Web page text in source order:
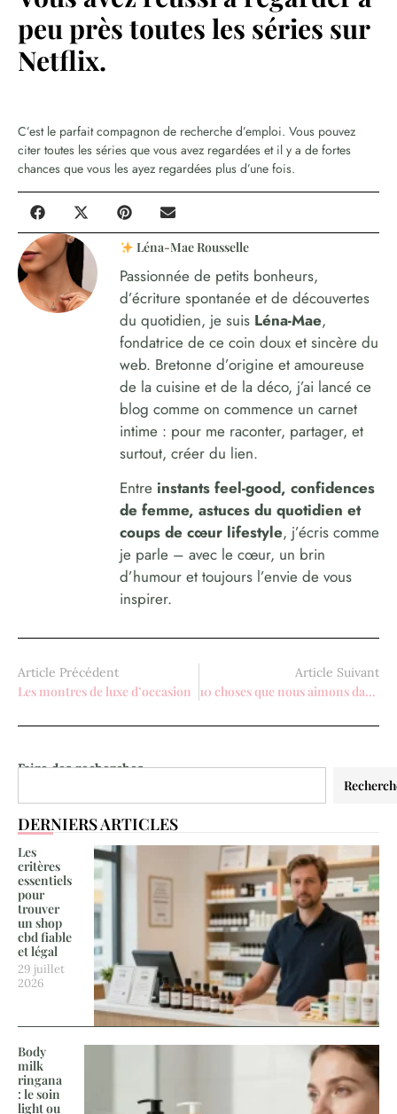
Faire des recherches
DERNIERS ARTICLES
Les
critères
essentiels
pour
trouver
un shop
cbd fiable
et légal
29 juillet
2026
Body
milk
ringana
: le soin
light ou
peu près toutes les séries sur
Netflix.
C’est le parfait compagnon de recherche d’emploi. Vous pouvez
citer toutes les séries que vous avez regardées et il y a de fortes
chances que vous les ayez regardées plus d’une fois.
Léna-Mae Rousselle
Passionnée de petits bonheurs,
d’écriture spontanée et de découvertes
du quotidien, je suis Léna-Mae,
fondatrice de ce coin doux et sincère du
web. Bretonne d’origine et amoureuse
de la cuisine et de la déco, j’ai lancé ce
blog comme on commence un carnet
intime : pour me raconter, partager, et
surtout, créer du lien.
Entre instants feel-good, confidences
de femme, astuces du quotidien et
coups de cœur lifestyle, j’écris comme
je parle – avec le cœur, un brin
d’humour et toujours l’envie de vous
inspirer.
Article Précédent
Les montres de luxe d’occasion
Article Suivant
10 choses que nous aimons dans le fait de vivre avec nos parents